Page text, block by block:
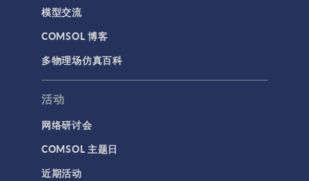
模型交流
COMSOL 博客
多物理场仿真百科
活动
网络研讨会
COMSOL 主题日
近期活动